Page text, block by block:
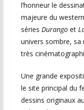
l’honneur le
majeure du
séries Durangoet
univers sombre,
très
Une grande
le site principal du
dessins originaux